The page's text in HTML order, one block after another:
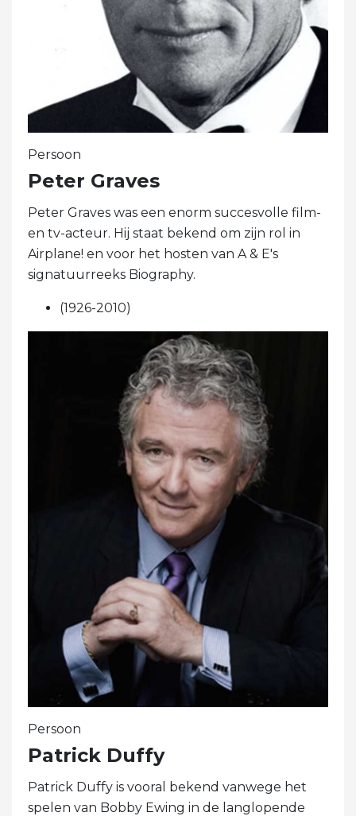
Persoon
Peter Graves
Peter Graves was een enorm succesvolle film-
en tv-acteur. Hij staat bekend om zijn rol in
Airplane! en voor het hosten van A & E's
signatuurreeks Biography.
(1926-2010)
Persoon
Patrick Duffy
Patrick Duffy is vooral bekend vanwege het
spelen van Bobby Ewing in de langlopende